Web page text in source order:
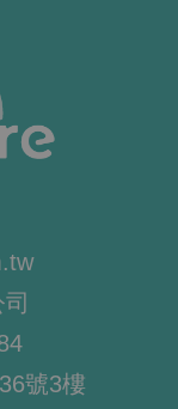
號3樓